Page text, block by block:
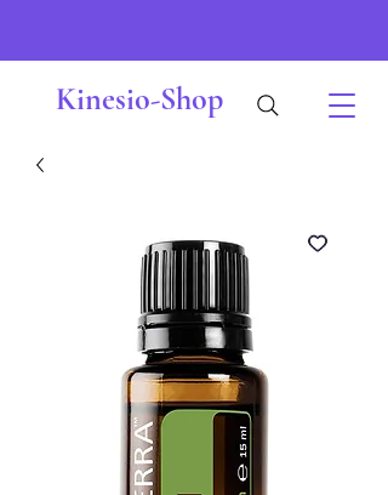
Kinesio-Shop